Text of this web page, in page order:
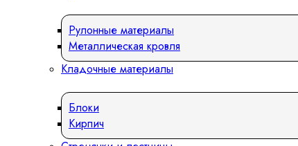
Рулонные материалы
Металлическая кровля
Кладочные материалы
Блоки
Кирпич